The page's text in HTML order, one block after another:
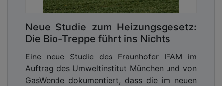
Neue Studie zum Heizungsgesetz:
Die Bio-Treppe führt ins Nichts
Eine neue Studie des Fraunhofer IFAM im
Auftrag des Umweltinstitut München und von
GasWende dokumentiert, dass die im neuen